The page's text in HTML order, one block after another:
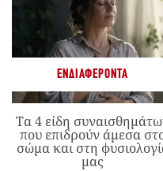
ΕΝΔΙΑΦΈΡΟΝΤΑ
Τα 4 είδη
που επιδρούν άμεσα
σώμα και στη
μας